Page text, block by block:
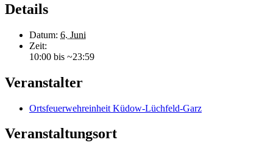
Details
Datum: 6. Juni
Zeit:
10:00 bis ~23:59
Veranstalter
Ortsfeuerwehreinheit Küdow-Lüchfeld-Garz
Veranstaltungsort